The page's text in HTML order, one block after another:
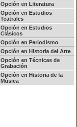
Opción en Literatura
Opción en Estudios
Teatrales
Opción en Estudios
Clásicos
Opción en Periodismo
Opción en Historia del Arte
Opción en Técnicas de
Grabación
Opción en Historia de la
Música